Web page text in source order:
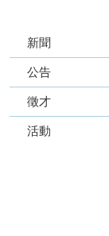
新聞
公告
徵才
活動